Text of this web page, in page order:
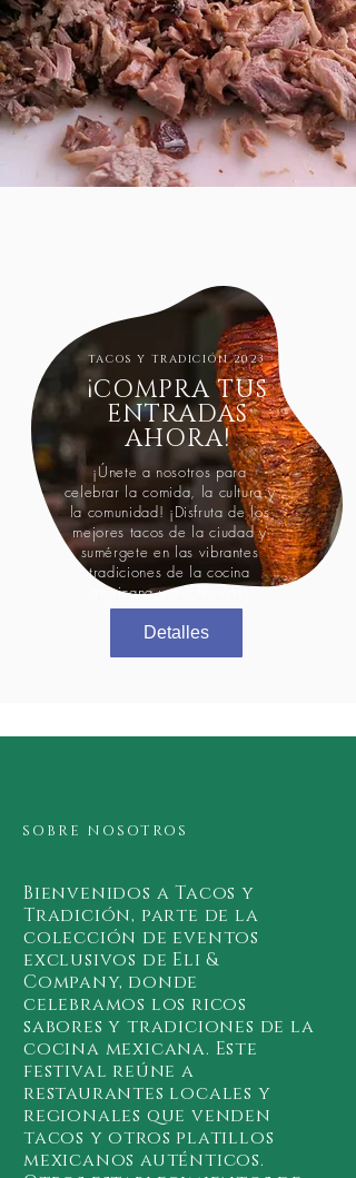
TACOS Y TRADICIÓN 2023
¡COMPRA TUS
ENTRADAS
AHORA!
¡Únete a nosotros para
celebrar la comida, la cultura y
la comunidad! ¡Disfruta de los
mejores tacos de la ciudad y
sumérgete en las vibrantes
tradiciones de la cocina
mexicana y mucho más!
Detalles
SOBRE NOSOTROS
Bienvenidos a Tacos y
Tradición, parte de la
colección de eventos
exclusivos de Eli &
Company, donde
celebramos los ricos
sabores y tradiciones de la
cocina mexicana. Este
festival reúne a
restaurantes locales y
regionales que venden
tacos y otros platillos
mexicanos auténticos.